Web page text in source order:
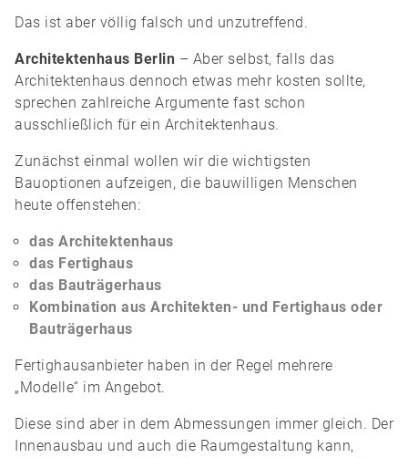
Das ist aber völlig falsch und unzutreffend.
Architektenhaus Berlin – Aber selbst, falls das
Architektenhaus dennoch etwas mehr kosten sollte,
sprechen zahlreiche Argumente fast schon
ausschließlich für ein Architektenhaus.
Zunächst einmal wollen wir die wichtigsten
Bauoptionen aufzeigen, die bauwilligen Menschen
heute offenstehen:
das Architektenhaus
das Fertighaus
das Bauträgerhaus
Kombination aus Architekten- und Fertighaus oder
Bauträgerhaus
Fertighausanbieter haben in der Regel mehrere
„Modelle“ im Angebot.
Diese sind aber in dem Abmessungen immer gleich. Der
Innenausbau und auch die Raumgestaltung kann,